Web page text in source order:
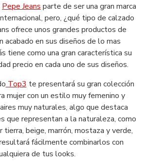
Pepe Jeans parte de ser una gran marca
pero, ¿qué tipo de calzado
ofrece unos grandes productos de
acabado en sus diseños de lo mas
tiene como una gran característica su
precio en cada uno de sus diseños.
Top3 te presentará su gran colección
mujer con un estilo muy femenino y
muy naturales, algo que destaca
que representan a la naturaleza, como
beige, marrón, mostaza y verde,
fácilmente combinarlos con
de tus looks.